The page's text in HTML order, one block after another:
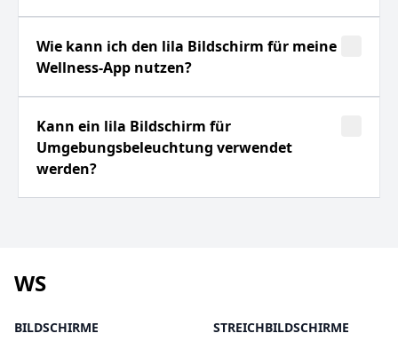
Wie kann ich den lila Bildschirm für meine
Wellness-App nutzen?
Kann ein lila Bildschirm für
Umgebungsbeleuchtung verwendet
werden?
WS
BILDSCHIRME STREICHBILDSCHIRME